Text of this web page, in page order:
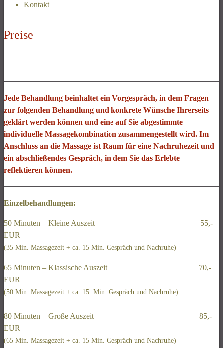
Kontakt
Preise
Jede Behandlung beinhaltet ein Vorgespräch, in dem Fragen
zur folgenden Behandlung und konkrete Wünsche Ihrerseits
geklärt werden können und eine auf Sie abgestimmte
individuelle Massagekombination zusammengestellt wird. Im
Anschluss an die Massage ist Raum für eine Nachruhezeit und
ein abschließendes Gespräch, in dem Sie das Erlebte
reflektieren können.
Einzelbehandlungen:
50 Minuten – Kleine Auszeit 55,-
EUR
(35 Min. Massagezeit + ca. 15 Min. Gespräch und Nachruhe)
65 Minuten – Klassische Auszeit 70,-
EUR
(50 Min. Massagezeit + ca. 15. Min. Gespräch und Nachruhe)
80 Minuten – Große Auszeit 85,-
EUR
(65 Min. Massagezeit + ca. 15 Min. Gespräch und Nachruhe)